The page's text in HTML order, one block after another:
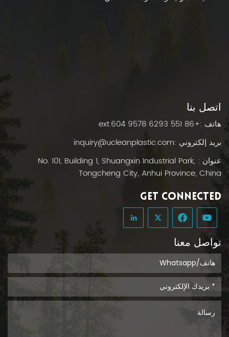
اتصل بنا
هاتف :+86 551 6293 9578 ext.604
بريد إلكتروني :inquiry@ucleanplastic.com
عنوان : No. 101, Building 1, Shuangxin Industrial Park,
Tongcheng City, Anhui Province, China
GET CONNECTED
تواصل معنا